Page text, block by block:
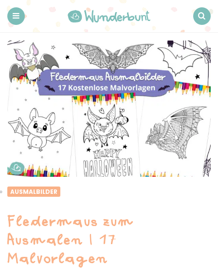
AUSMALBILDER
Fledermaus zum
Ausmalen | 17
Malvorlagen